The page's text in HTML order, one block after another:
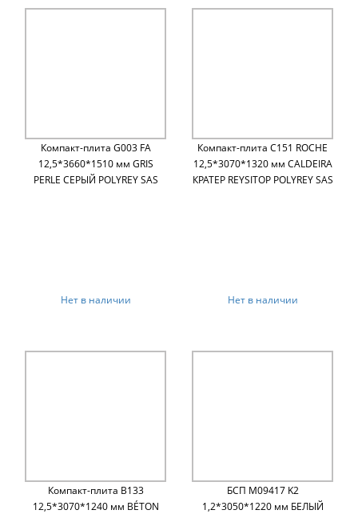
Компакт-плита G003 FA
12,5*3660*1510 мм GRIS
PERLE СЕРЫЙ POLYREY SAS
Нет в наличии
Компакт-плита C151 ROCHE
12,5*3070*1320 мм CALDEIRA
КРАТЕР REYSITOP POLYREY SAS
Нет в наличии
Компакт-плита B133
12,5*3070*1240 мм BÉTON
БСП M09417 K2
1,2*3050*1220 мм БЕЛЫЙ